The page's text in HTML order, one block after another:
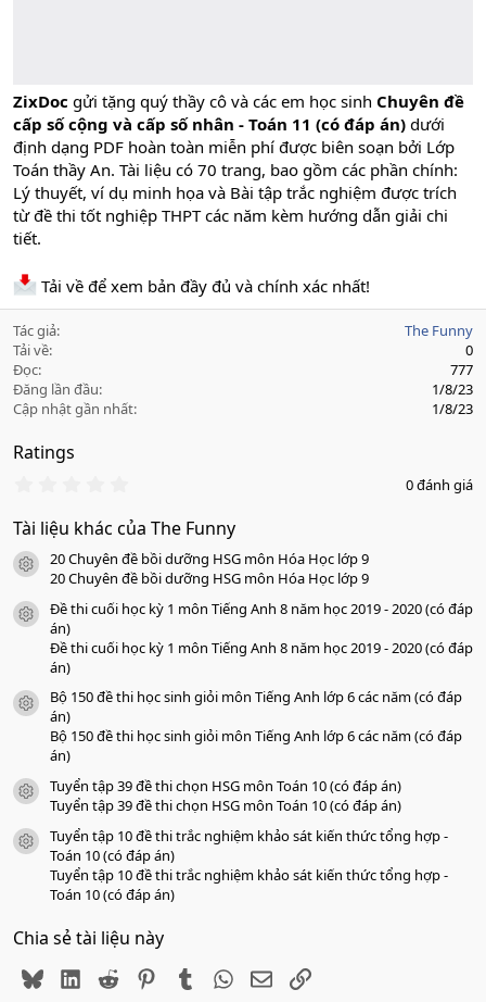
ZixDoc gửi tặng quý thầy cô và các em học sinh Chuyên đề
cấp số cộng và cấp số nhân - Toán 11 (có đáp án) dưới
định dạng PDF hoàn toàn miễn phí được biên soạn bởi Lớp
Toán thầy An. Tài liệu có 70 trang, bao gồm các phần chính:
Lý thuyết, ví dụ minh họa và Bài tập trắc nghiệm được trích
từ đề thi tốt nghiệp THPT các năm kèm hướng dẫn giải chi
tiết.
Tải về để xem bản đầy đủ và chính xác nhất!
Tác giả
The Funny
Tải về
0
Đọc
777
Đăng lần đầu
1/8/23
Cập nhật gần nhất
1/8/23
Ratings
0
0
s
a
o
0 đánh giá
Tài liệu khác của The Funny
icon tài liệu
20 Chuyên đề bồi dưỡng HSG môn Hóa Học lớp 9
20 Chuyên đề bồi dưỡng HSG môn Hóa Học lớp 9
icon tài liệu
Đề thi cuối học kỳ 1 môn Tiếng Anh 8 năm học 2019 - 2020 (có đáp
án)
Đề thi cuối học kỳ 1 môn Tiếng Anh 8 năm học 2019 - 2020 (có đáp
án)
icon tài liệu
Bộ 150 đề thi học sinh giỏi môn Tiếng Anh lớp 6 các năm (có đáp
án)
Bộ 150 đề thi học sinh giỏi môn Tiếng Anh lớp 6 các năm (có đáp
án)
icon tài liệu
Tuyển tập 39 đề thi chọn HSG môn Toán 10 (có đáp án)
Tuyển tập 39 đề thi chọn HSG môn Toán 10 (có đáp án)
icon tài liệu
Tuyển tập 10 đề thi trắc nghiệm khảo sát kiến thức tổng hợp -
Toán 10 (có đáp án)
Tuyển tập 10 đề thi trắc nghiệm khảo sát kiến thức tổng hợp -
Toán 10 (có đáp án)
Chia sẻ tài liệu này
BlueskyLinkedIn
Reddit PinterestTumblr WhatsApp
EmailLink